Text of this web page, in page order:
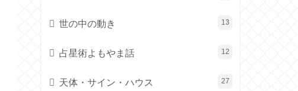
世の中の動き 13
占星術よもやま話 12
天体・サイン・ハウス 27